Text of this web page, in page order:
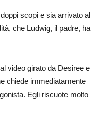
scopi e sia arrivato al
che Ludwig, il padre, ha
video girato da Desiree e
chiede immediatamente
Egli riscuote molto